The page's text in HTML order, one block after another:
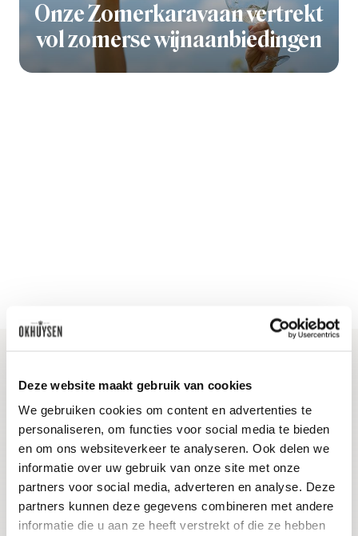
Deze website maakt gebruik van cookies
We gebruiken cookies om content en advertenties te
personaliseren, om functies voor social media te bieden
en om ons websiteverkeer te analyseren. Ook delen we
informatie over uw gebruik van onze site met onze
partners voor social media, adverteren en analyse. Deze
partners kunnen deze gegevens combineren met andere
informatie die u aan ze heeft verstrekt of die ze hebben
Onze Zomerkaravaan vertrekt
vol zomerse wijnaanbiedingen
Blijf op de hoogte
Ontvang het laatste wijnnieuws, proeverijen en
evenementen
E-mailadres